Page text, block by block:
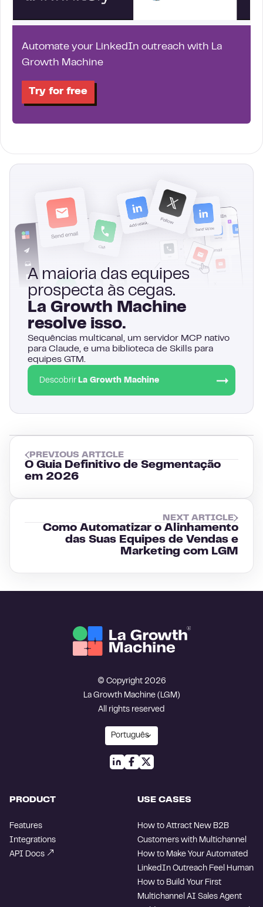
Automate your LinkedIn outreach with La
Growth Machine
Try for free
A maioria das equipes
prospecta às cegas.
La Growth Machine
resolve isso.
Sequências multicanal, um servidor MCP nativo
para Claude, e uma biblioteca de Skills para
equipes GTM.
Descobrir La Growth Machine
PREVIOUS ARTICLE
O Guia Definitivo de Segmentação
em 2026
NEXT ARTICLE
Como Automatizar o Alinhamento
das Suas Equipes de Vendas e
Marketing com LGM
© Copyright 2026
La Growth Machine (LGM)
All rights reserved
PRODUCT
Features
Integrations
API Docs
USE CASES
How to Attract New B2B
Customers with Multichannel
How to Make Your Automated
LinkedIn Outreach Feel Human
How to Build Your First
Multichannel AI Sales Agent